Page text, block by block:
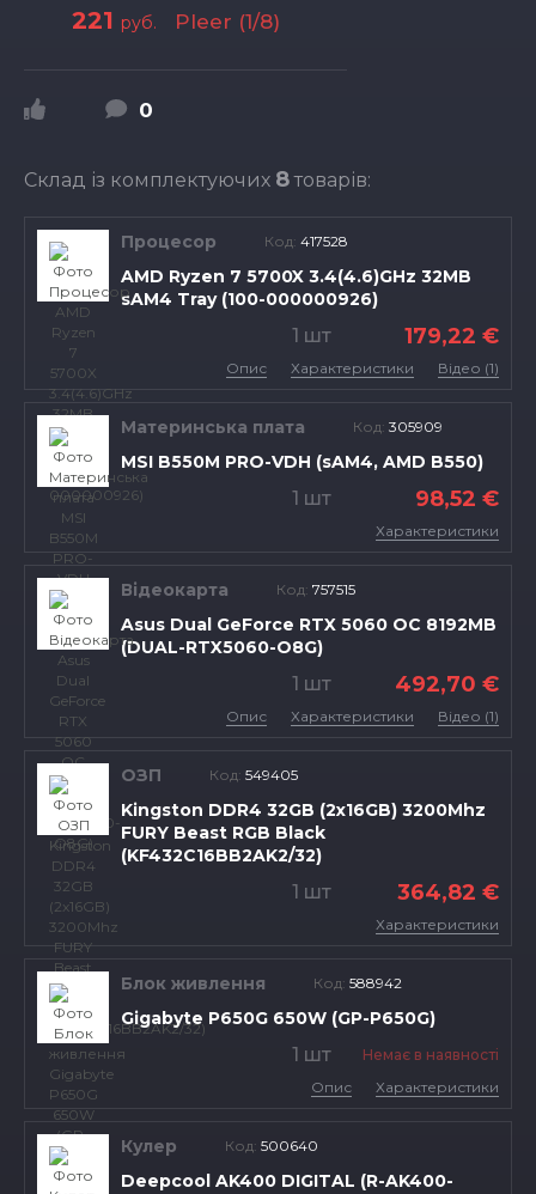
221 руб. Pleer (1/8)
0
Склад із комплектуючих 8товарів:
Процесор Код: 417528
AMD Ryzen 7 5700X 3.4(4.6)GHz 32MB
sAM4 Tray (100-000000926)
1 шт 179,22 €
Опис Характеристики Відео (1)
Материнська плата Код: 305909
MSI B550M PRO-VDH (sAM4, AMD B550)
1 шт 98,52 €
Характеристики
Відеокарта Код: 757515
Asus Dual GeForce RTX 5060 OC 8192MB
(DUAL-RTX5060-O8G)
1 шт 492,70 €
Опис Характеристики Відео (1)
ОЗП Код: 549405
Kingston DDR4 32GB (2x16GB) 3200Mhz
FURY Beast RGB Black
(KF432C16BB2AK2/32)
1 шт 364,82 €
Характеристики
Блок живлення Код: 588942
Gigabyte P650G 650W (GP-P650G)
1 шт
Немає в наявності
Опис
Характеристики
Кулер Код: 500640
Deepcool AK400 DIGITAL (R-AK400-